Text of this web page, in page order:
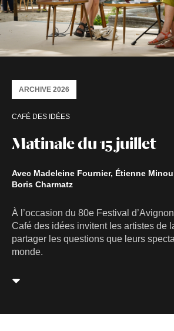
Matinale du 15 juillet
CAFÉ DES IDÉES
ARCHIVE 2026
Avec Madeleine Fournier, Étienne
Boris Charmatz
À l’occasion du 80e Festival
Café des idées invitent les artistes de
partager les questions que leurs
monde.